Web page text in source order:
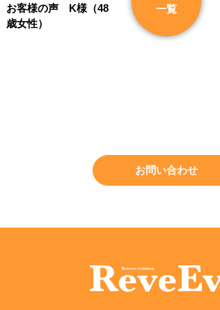
お客様の声 K様（48
歳女性）
一覧
お問い合わせ